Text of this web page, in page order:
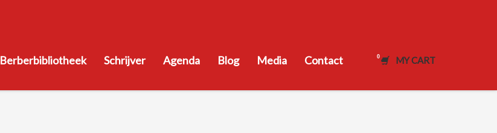
Berberbibliotheek Schrijver Agenda Blog Media Contact MY CART